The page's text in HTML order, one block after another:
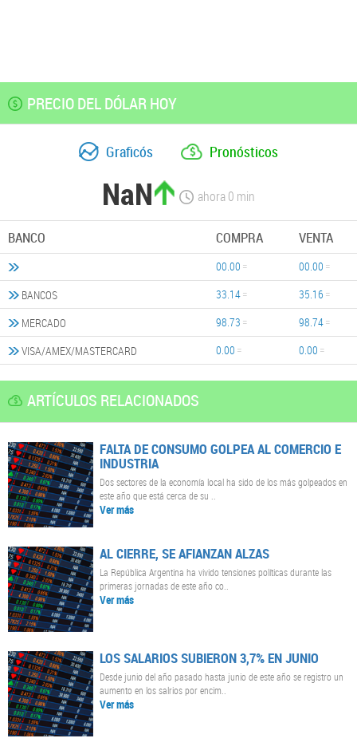
PRECIO DEL DÓLAR HOY
Graficós Pronósticos
NaN ahora0 min
BANCO COMPRA VENTA
00.00
00.00
BANCOS
33.14
35.16
MERCADO
98.73
98.74
VISA/AMEX/MASTERCARD
0.00 0.00
ARTÍCULOS RELACIONADOS
FALTA DE CONSUMO GOLPEA AL COMERCIO E
INDUSTRIA
Dos sectores de la economía local ha sido de los más golpeados en
este año que está cerca de su ..
Ver más
AL CIERRE, SE AFIANZAN ALZAS
La República Argentina ha vivido tensiones políticas durante las
primeras jornadas de este año co..
Ver más
LOS SALARIOS SUBIERON 3,7% EN JUNIO
Desde junio del año pasado hasta junio de este año se registro un
aumento en los salrios por encim..
Ver más